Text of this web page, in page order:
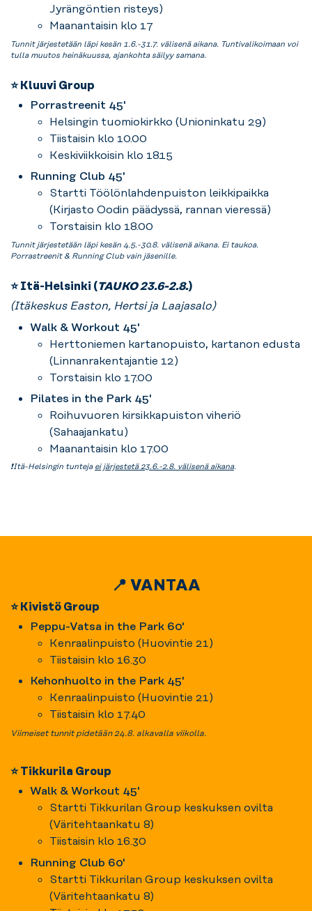
Jyrängöntien risteys)
Maanantaisin klo 17
Tunnit järjestetään läpi kesän 1.6.-31.7. välisenä aikana. Tuntivalikoimaan voi
tulla muutos heinäkuussa, ajankohta säilyy samana.
⭐ Kluuvi Group
Porrastreenit 45'
Helsingin tuomiokirkko (Unioninkatu 29)
Tiistaisin klo 10.00
Keskiviikkoisin klo 18.15
Running Club 45'
Startti Töölönlahdenpuiston leikkipaikka
(Kirjasto Oodin päädyssä, rannan vieressä)
Torstaisin klo 18.00
Tunnit järjestetään läpi kesän 4.5.-30.8. välisenä aikana. Ei taukoa.
Porrastreenit & Running Club vain jäsenille.
⭐ Itä-Helsinki (TAUKO 23.6-2.8.)
(Itäkeskus Easton, Hertsi ja Laajasalo)
Walk & Workout 45'
Herttoniemen kartanopuisto, kartanon edusta
(Linnanrakentajantie 12)
Torstaisin klo 17.00
Pilates in the Park 45'
Roihuvuoren kirsikkapuiston viheriö
(Sahaajankatu)
Maanantaisin klo 17.00
❗Itä-Helsingin tunteja ei järjestetä 23.6.-2.8. välisenä aikana.
📍 VANTAA
⭐ Kivistö Group
Peppu-Vatsa in the Park 60'
Kenraalinpuisto (Huovintie 21)
Tiistaisin klo 16.30
Kehonhuolto in the Park 45'
Kenraalinpuisto (Huovintie 21)
Tiistaisin klo 17.40
Viimeiset tunnit pidetään 24.8. alkavalla viikolla.
⭐ Tikkurila Group
Walk & Workout 45'
Startti Tikkurilan Group keskuksen ovilta
(Väritehtaankatu 8)
Tiistaisin klo 16.30
Running Club 60'
Startti Tikkurilan Group keskuksen ovilta
(Väritehtaankatu 8)